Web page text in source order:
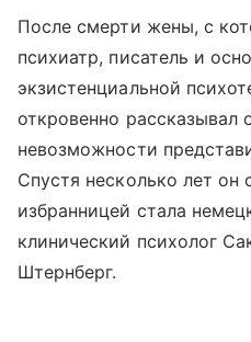
После смерти жены, с
психиатр, писатель и
экзистенциальной
откровенно рассказывал
невозможности
Спустя несколько лет он
избранницей стала
клинический психолог
Штернберг.